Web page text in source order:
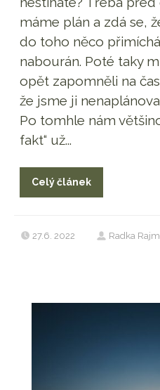
máme plán a zdá se,
do toho něco
nabourán. Poté taky
opět zapomněli na
že jsme ji
Po tomhle nám
fakt“ už...
Celý článek
27.6. 2022 Radka